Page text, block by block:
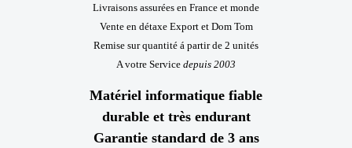
Livraisons assurées en France et monde
Vente en détaxe Export et Dom Tom
Remise sur quantité á partir de 2 unités
A votre Service depuis 2003
Matériel informatique fiable
durable et très endurant
Garantie standard de 3 ans